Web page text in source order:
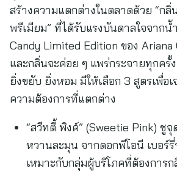
สร้างความแตกต่างในตลาดด้วย “กลิ่
พรีเมียม” ที่ได้รับแรงบันดาลใจจาก
Candy Limited Edition ของ Ariana
และกลิ่นจะค่อย ๆ แพร่กระจายทุกครั้
ยิ่งขยับ ยิ่งหอม มีให้เลือก 3 สูตรเพื่อ
ความต้องการที่แตกต่าง
“สวีทตี้ พิงค์” (Sweetie Pink) ชู
หวานละมุน จากดอกพีโอนี เบอร์
เหมาะกับกลุ่มผู้บริโภคที่ต้องการ